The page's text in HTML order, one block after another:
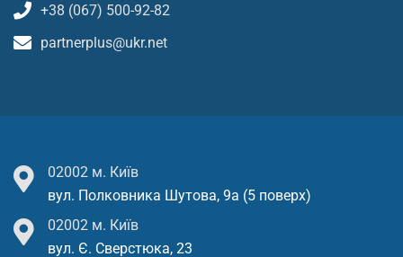
+38 (067) 500-92-82
partnerplus@ukr.net
02002 м. Київ
вул. Полковника Шутова, 9а (5 поверх)
02002 м. Київ
вул. Є. Сверстюка, 23